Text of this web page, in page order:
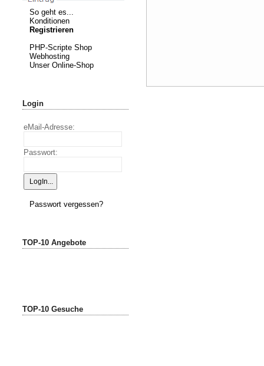
So geht es...
Konditionen
Registrieren
PHP-Scripte Shop
Webhosting
Unser Online-Shop
Login
eMail-Adresse:
Passwort:
Passwort vergessen?
TOP-10 Angebote
TOP-10 Gesuche